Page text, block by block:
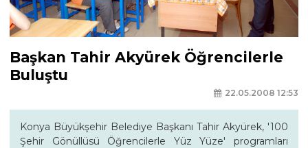
Başkan Tahir Akyürek Öğrencilerle
Buluştu
22.05.2008 12:53
Konya Büyükşehir Belediye Başkanı Tahir Akyürek, '100
Şehir Gönüllüsü Öğrencilerle Yüz Yüze' programları